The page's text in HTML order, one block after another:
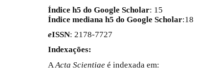
Índice h5 do Google Scholar: 15
Índice mediana h5 do Google Scholar:18
eISSN: 2178-7727
Indexações:
A Acta Scientiae é indexada em: